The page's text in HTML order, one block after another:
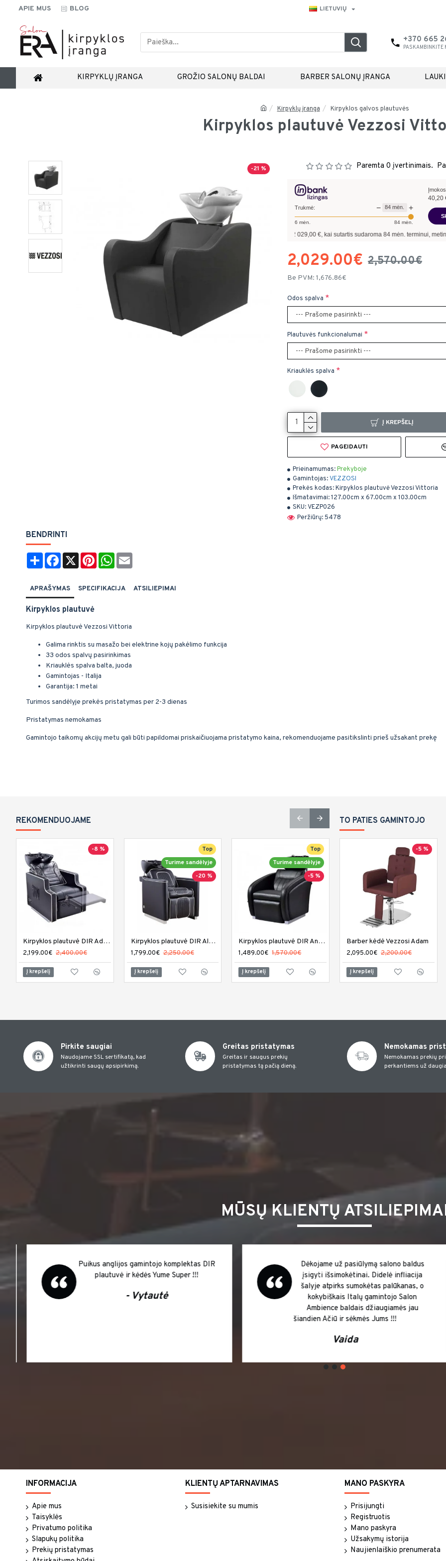
APIE MUS BLOG LIETUVIŲ
+370 665
PASKAMBINKITE
KIRPYKLŲ ĮRANGA GROŽIO SALONŲ BALDAI BARBER SALONŲ ĮRANGA
Kirpyklų įranga Kirpyklos galvos plautuvės
Kirpyklos plautuvė Vezzosi
-21 %
Prieinamumas:Prekyboje
Gamintojas:VEZZOSI
Prekės kodas:Kirpyklos plautuvė Vezzosi Vittoria
Išmatavimai:127.00cm x 67.00cm x 103.00cm
SKU:VEZP026
Peržiūrų: 5478
Paremta 0 įvertinimais.
2,029.00€ 2,570.00€
Be PVM: 1,676.86€
Odos spalva
Plautuvės funkcionalumai
Kriauklės spalva
Trukmė: − 84 mėn. +
6 mėn. 84mėn.
40,20
Pavyzdžiui, skolinantis €, kai sutartis sudaroma84mėn. terminui, metinė palūkanų
Į KREPŠELĮ
PAGEIDAUTI
BENDRINTI
Share Facebook
X PinterestWhatsApp
APRAŠYMAS SPECIFIKACIJA ATSILIEPIMAI
Kirpyklos plautuvė
Kirpyklos plautuvė Vezzosi Vittoria
Galima rinktis su masažo bei elektrine kojų pakėlimo funkcija
33 odos spalvų pasirinkimas
Kriauklės spalva balta, juoda
Gamintojas - Italija
Garantija: 1 metai
Turimos sandėlyje prekės pristatymas per 2-3 dienas
Pristatymas nemokamas
Gamintojo taikomų akcijų metu gali būti papildomai priskaičiuojama pristatymo kaina, rekomenduojame pasitikslinti prieš užsakant prekę
REKOMENDUOJAME
-8 %
Kirpyklos plautuvė DIR Adriano
2,199.00€ 2,400.00€
Į krepšelį
Top
Turime sandėlyje
-20 %
Kirpyklos plautuvė DIR Alpine
1,799.00€ 2,250.00€
Į krepšelį
Top
Turime sandėlyje
-5 %
Kirpyklos plautuvė DIR Anode
1,489.00€ 1,570.00€
Į krepšelį
-7 %
Kirpyklos plautuvė DIR Arcadian
1,459.00€ 1,570.00€
Į krepšelį
TO PATIES GAMINTOJO
-5 %
Barber kėdė Vezzosi Adam
2,095.00€ 2,200.00€
Į krepšelį
Pirkite saugiai
Naudojame SSL sertifikatą, kad
užtikrinti saugų apsipirkimą.
Greitas pristatymas
Greitas ir saugus prekių
pristatymas tą pačią dieną.
Nemokamas
Nemokamas prekių
perkantiems už
MŪSŲ KLIENTŲ
Puikus anglijos gamintojo komplektas DIR
plautuvė ir kėdės Yume Super !!!
- Vytautė
Dėkojame už pasiūlymą salono baldus
įsigyti išsimokėtinai. Didelė infliacija
šalyje atpirks sumokėtas palūkanas, o
kokybiškais Italų gamintojo Salon
Ambience baldais džiaugiamės jau
šiandien Ačiū ir sėkmės Jums !!!
Vaida
INFORMACIJA
Apie mus
Taisyklės
Privatumo politika
Slapukų politika
Prekių pristatymas
KLIENTŲ APTARNAVIMAS
Susisiekite su mumis
MANO PASKYRA
Prisijungti
Registruotis
Mano paskyra
Užsakymų istorija
Naujienlaiškio prenumerata